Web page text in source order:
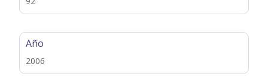
Año
2006